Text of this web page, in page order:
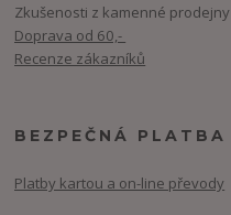
Zkušenosti z kamenné prodejny
Doprava od 60,-
Recenze zákazníků
BEZPEČNÁ PLATBA
Platby kartou a on-line převody